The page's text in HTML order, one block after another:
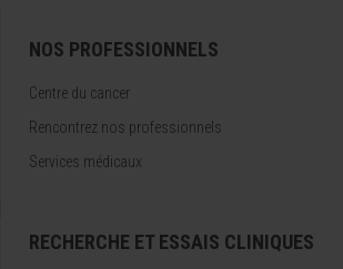
NOS PROFESSIONNELS
Centre du cancer
Rencontrez nos professionnels
Services médicaux
RECHERCHE ET ESSAIS CLINIQUES